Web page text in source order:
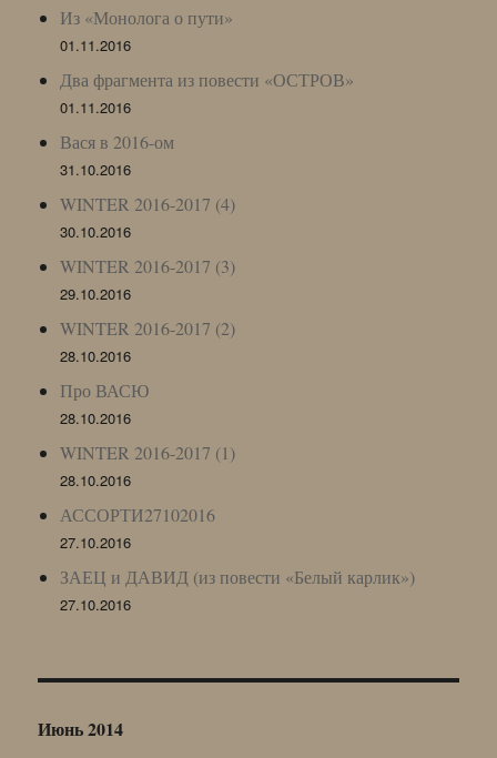
Из «Монолога о пути»
01.11.2016
Два фрагмента из повести «ОСТРОВ»
01.11.2016
Вася в 2016-ом
31.10.2016
WINTER 2016-2017 (4)
30.10.2016
WINTER 2016-2017 (3)
29.10.2016
WINTER 2016-2017 (2)
28.10.2016
Про ВАСЮ
28.10.2016
WINTER 2016-2017 (1)
28.10.2016
АССОРТИ27102016
27.10.2016
ЗАЕЦ и ДАВИД (из повести «Белый карлик»)
27.10.2016
Июнь 2014